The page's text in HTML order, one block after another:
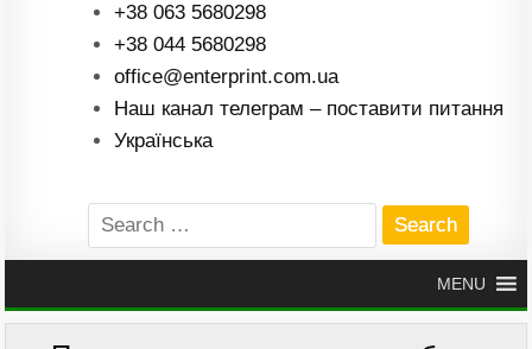
+38 063 5680298
+38 044 5680298
office@enterprint.com.ua
Наш канал телеграм – поставити питання
Українська
Search
for:
MENU